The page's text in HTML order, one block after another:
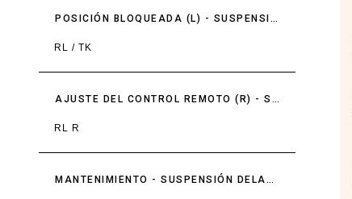
POSICIÓN BLOQUEADA (L) - SUSPENSIÓN DELANTERA
RL / TK
AJUSTE DEL CONTROL REMOTO (R) - SUSPENSIÓN DELANTERA
RL R
MANTENIMIENTO - SUSPENSIÓN DELANTERA